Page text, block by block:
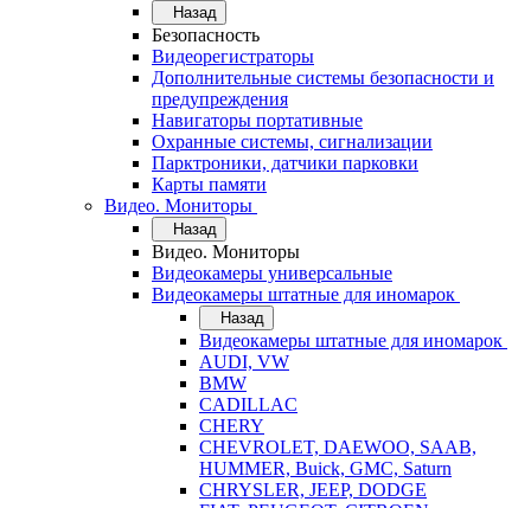
Назад
Безопасность
Видеорегистраторы
Дополнительные системы безопасности и
предупреждения
Навигаторы портативные
Охранные системы, сигнализации
Парктроники, датчики парковки
Карты памяти
Видео. Мониторы
Назад
Видео. Мониторы
Видеокамеры универсальные
Видеокамеры штатные для иномарок
Назад
Видеокамеры штатные для иномарок
AUDI, VW
BMW
CADILLAC
CHERY
CHEVROLET, DAEWOO, SAAB,
HUMMER, Buick, GMC, Saturn
CHRYSLER, JEEP, DODGE